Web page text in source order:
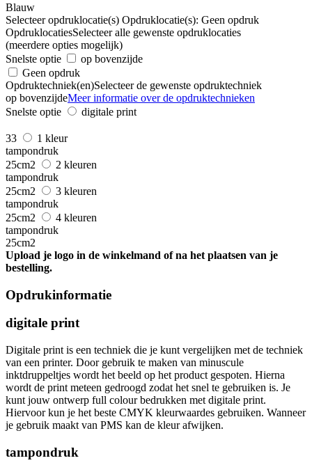
Blauw
Selecteer opdruklocatie(s) Opdruklocatie(s): Geen opdruk
OpdruklocatiesSelecteer alle gewenste opdruklocaties
(meerdere opties mogelijk)
Snelste optie
op bovenzijde
Geen opdruk
Opdruktechniek(en)Selecteer de gewenste opdruktechniek
op bovenzijdeMeer informatie over de opdruktechnieken
Snelste optie
digitale print
33
1 kleur
tampondruk
25cm2
2 kleuren
tampondruk
25cm2
3 kleuren
tampondruk
25cm2
4 kleuren
tampondruk
25cm2
Upload je logo in de winkelmand of na het plaatsen van je
bestelling.
Opdrukinformatie
digitale print
Digitale print is een techniek die je kunt vergelijken met de techniek
van een printer. Door gebruik te maken van minuscule
inktdruppeltjes wordt het beeld op het product gespoten. Hierna
wordt de print meteen gedroogd zodat het snel te gebruiken is. Je
kunt jouw ontwerp full colour bedrukken met digitale print.
Hiervoor kun je het beste CMYK kleurwaardes gebruiken. Wanneer
je gebruik maakt van PMS kan de kleur afwijken.
tampondruk